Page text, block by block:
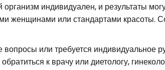
индивидуален, и результаты
женщинами или стандартами красоты.
вопросы или требуется индивидуальное
к врачу или диетологу,